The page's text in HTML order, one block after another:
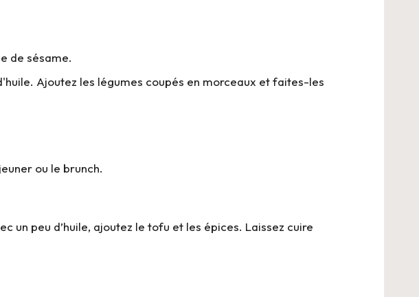
de sésame.
Ajoutez les légumes coupés en morceaux et faites-les
ou le brunch.
un peu d’huile, ajoutez le tofu et les épices. Laissez cuire